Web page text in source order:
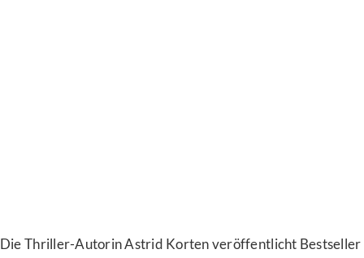
Die Thriller-Autorin Astrid Korten veröffentlicht Bestseller